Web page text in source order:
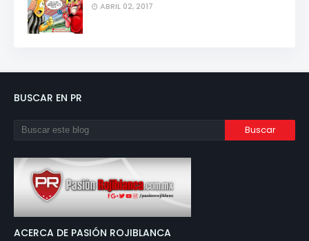
ABRIL 02, 2017
BUSCAR EN PR
ACERCA DE PASIÓN ROJIBLANCA